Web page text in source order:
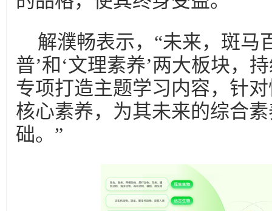
解濮畅表示，“未来，斑马
普’和‘文理素养’两大板块，
专项打造主题学习内容，针
核心素养，为其未来的综合
础。”